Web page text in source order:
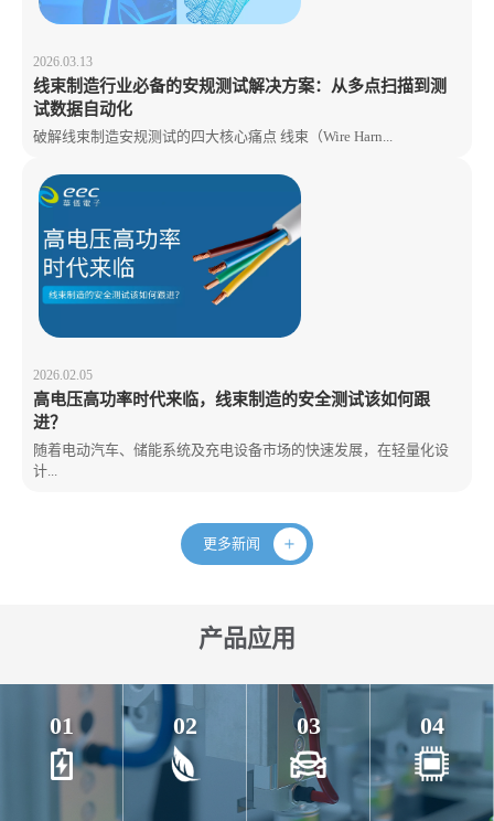
2026.03.13
线束制造行业必备的安规测试解决方案：从多点扫描到测
试数据自动化
破解线束制造安规测试的四大核心痛点 线束（Wire Harn...
2026.02.05
高电压高功率时代来临，线束制造的安全测试该如何跟
进？
随着电动汽车、储能系统及充电设备市场的快速发展，在轻量化设
计...
更多新闻
产品应用
01 02 03 04